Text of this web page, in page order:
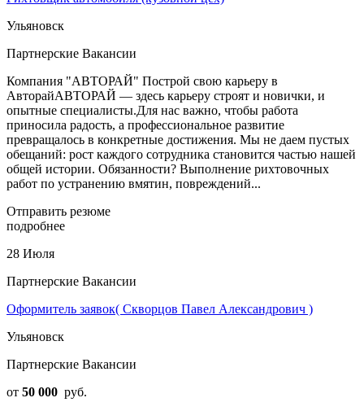
Ульяновск
Партнерские Вакансии
Компания "АВТОРАЙ" Построй свою карьеру в
АвторайАВТОРАЙ — здесь карьеру строят и новички, и
опытные специалисты.Для нас важно, чтобы работа
приносила радость, а профессиональное развитие
превращалось в конкретные достижения. Мы не даем пустых
обещаний: рост каждого сотрудника становится частью нашей
общей истории. Обязанности? Выполнение рихтовочных
работ по устранению вмятин, повреждений...
Отправить резюме
подробнее
28 Июля
Партнерские Вакансии
Оформитель заявок( Скворцов Павел Александрович )
Ульяновск
Партнерские Вакансии
от 50 000 руб.